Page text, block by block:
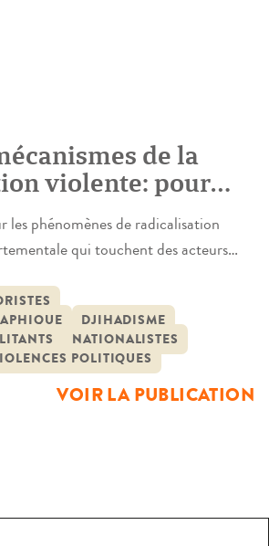
de la
violente: pour
processuelle et
des engagements
les phénomènes de radicalisation
qui touchent des acteurs
ce phénomène, on s’intéressera
– à d’autres types de violences
par des acteurs non islamistes, ici les
corse et […]
DJIHADISME
NATIONALISTES
POLITIQUES
VOIR LA PUBLICATION